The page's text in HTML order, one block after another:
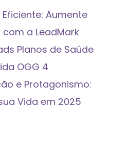
Aumente
a LeadMark
Planos de Saúde
OGG 4
e Protagonismo:
Vida em 2025